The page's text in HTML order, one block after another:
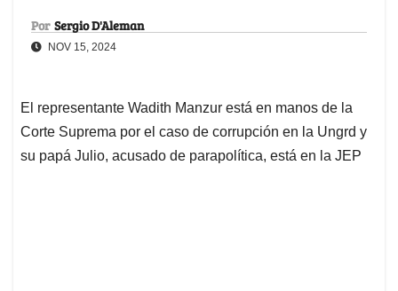
Por Sergio D'Aleman
NOV 15, 2024
El representante Wadith Manzur está en manos de la
Corte Suprema por el caso de corrupción en la Ungrd y
su papá Julio, acusado de parapolítica, está en la JEP